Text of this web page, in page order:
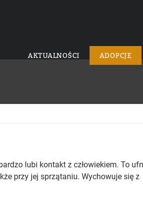
AKTUALNOŚCI ADOPCJE
lubi kontakt z człowiekiem. To
przy jej sprzątaniu. Wychowuje się z